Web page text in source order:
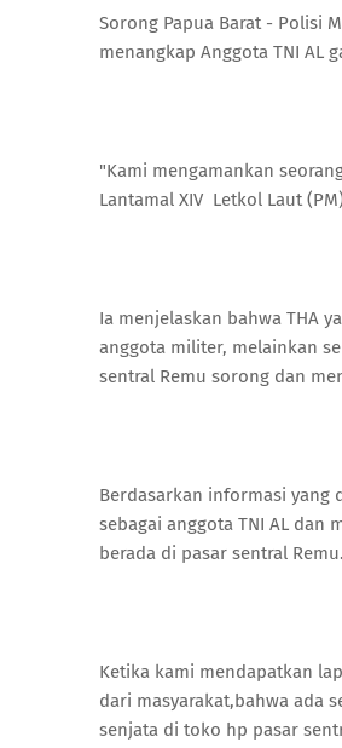
Sorong Papua Barat - Polisi
menangkap Anggota TNI AL
"Kami mengamankan
Lantamal XIV Letkol Laut
Ia menjelaskan bahwa THA
anggota militer, melainkan
sentral Remu sorong dan
Berdasarkan informasi yang
sebagai anggota TNI AL
berada di pasar sentral Remu.
Ketika kami mendapatkan
dari masyarakat,bahwa ada
senjata di toko hp pasar